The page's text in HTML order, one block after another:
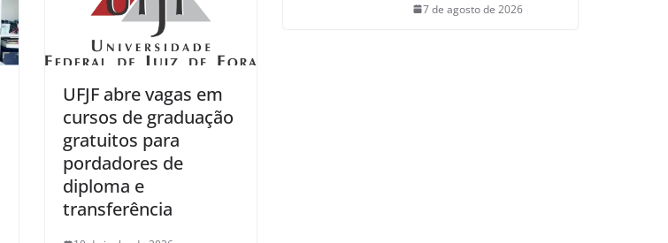
UFJF abre vagas em
cursos de graduação
gratuitos para
pordadores de
diploma e
transferência
7 de agosto de 2026